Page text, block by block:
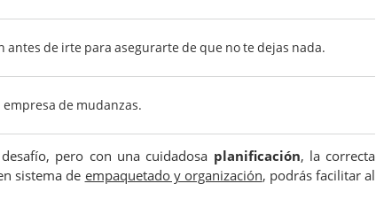
antes de irte para asegurarte de que no te dejas nada.
de mudanzas.
pero con una cuidadosa planificación, la correcta
sistema de empaquetado y organización, podrás facilitar al